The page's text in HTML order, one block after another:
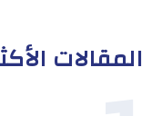
المقالات